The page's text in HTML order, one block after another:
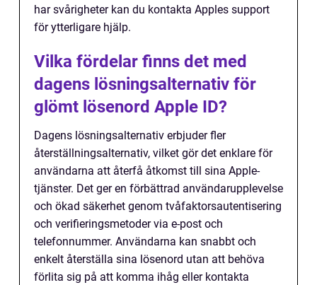
har svårigheter kan du kontakta Apples support
för ytterligare hjälp.
Vilka fördelar finns det med
dagens lösningsalternativ för
glömt lösenord Apple ID?
Dagens lösningsalternativ erbjuder fler
återställningsalternativ, vilket gör det enklare för
användarna att återfå åtkomst till sina Apple-
tjänster. Det ger en förbättrad användarupplevelse
och ökad säkerhet genom tvåfaktorsautentisering
och verifieringsmetoder via e-post och
telefonnummer. Användarna kan snabbt och
enkelt återställa sina lösenord utan att behöva
förlita sig på att komma ihåg eller kontakta